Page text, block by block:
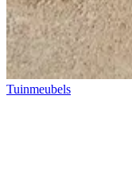
Tuinmeubels